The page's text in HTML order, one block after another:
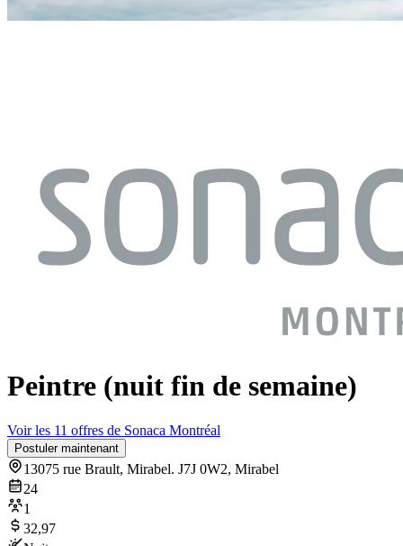
Peintre (nuit fin de semaine)
Voir les 11 offres de Sonaca Montréal
Postuler maintenant
13075 rue Brault, Mirabel. J7J 0W2, Mirabel
24
1
32,97